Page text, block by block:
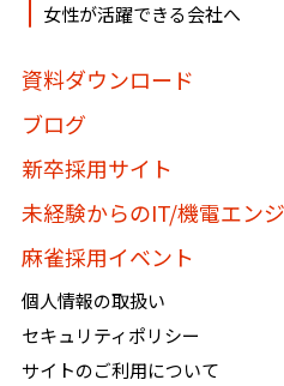
女性が活躍できる会社へ
資料ダウンロード
ブログ
新卒採用サイト
未経験からのIT/機電エン
麻雀採用イベント
個人情報の取扱い
セキュリティポリシー
サイトのご利用について